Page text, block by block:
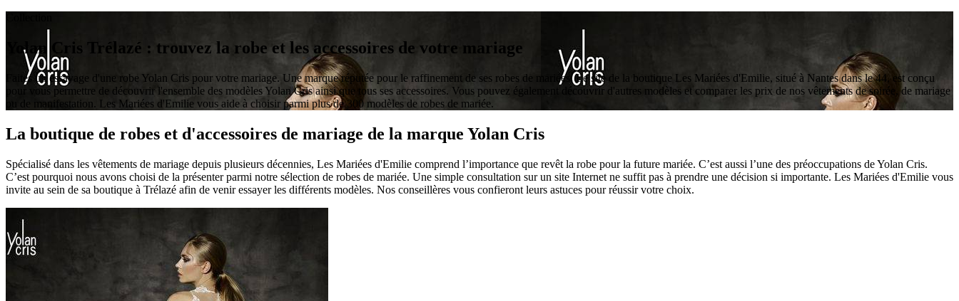
Yolan Cris Trélazé : trouvez la robe et les accessoires de votre mariage
Faites un essayage d'une robe Yolan Cris pour votre mariage. Une marque réputée pour le raffinement de ses robes de mariées. Le site de la boutique Les Mariées d'Emilie, situé à Nantes dans le 44, est conçu
pour vous permettre de découvrir l'ensemble des modèles Yolan Cris ainsi que tous ses accessoires. Vous pouvez également découvrir d'autres modèles et comparer les prix de nos vêtements de soirée, de mariage
ou de manifestation. Les Mariées d'Emilie vous aide à choisir parmi plus de 300 modèles de robes de mariée.
La boutique de robes et d'accessoires de mariage de la marque Yolan Cris
Spécialisé dans les vêtements de mariage depuis plusieurs décennies, Les Mariées d'Emilie comprend l’importance que revêt la robe pour la future mariée. C’est aussi l’une des préoccupations de Yolan Cris.
C’est pourquoi nous avons choisi de la présenter parmi notre sélection de robes de mariée. Une simple consultation sur un site Internet ne suffit pas à prendre une décision si importante. Les Mariées d'Emilie vous
invite au sein de sa boutique à Trélazé afin de venir essayer les différents modèles. Nos conseillères vous confieront leurs astuces pour réussir votre choix.